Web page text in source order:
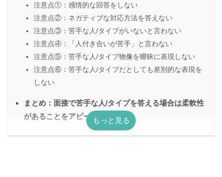
注意点①：感情的な回答をしない
注意点②：ネガティブな対応方法を答えない
注意点③：苦手な人/タイプがいないと言わない
注意点④：「人付き合いが苦手」と言わない
注意点⑤：苦手な人/タイプ物像を曖昧に表現しない
注意点⑥：苦手な人/タイプだとしても差別的な表現を
しない
まとめ：面接で苦手な人/タイプを答える場合は柔軟性
があることをアピールしよう